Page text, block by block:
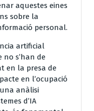
aquestes eines
sobre la
personal.
artificial
s’han de
en la presa de
en l’ocupació
anàlisi
d’IA